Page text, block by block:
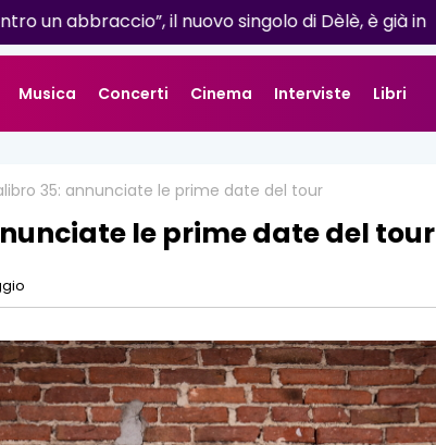
venerdì 16 giugno esce il nuovo singolo “Se ti va”
Musica Concerti Cinema Interviste Libri
35: annunciate le prime date del tour
le prime date del tour